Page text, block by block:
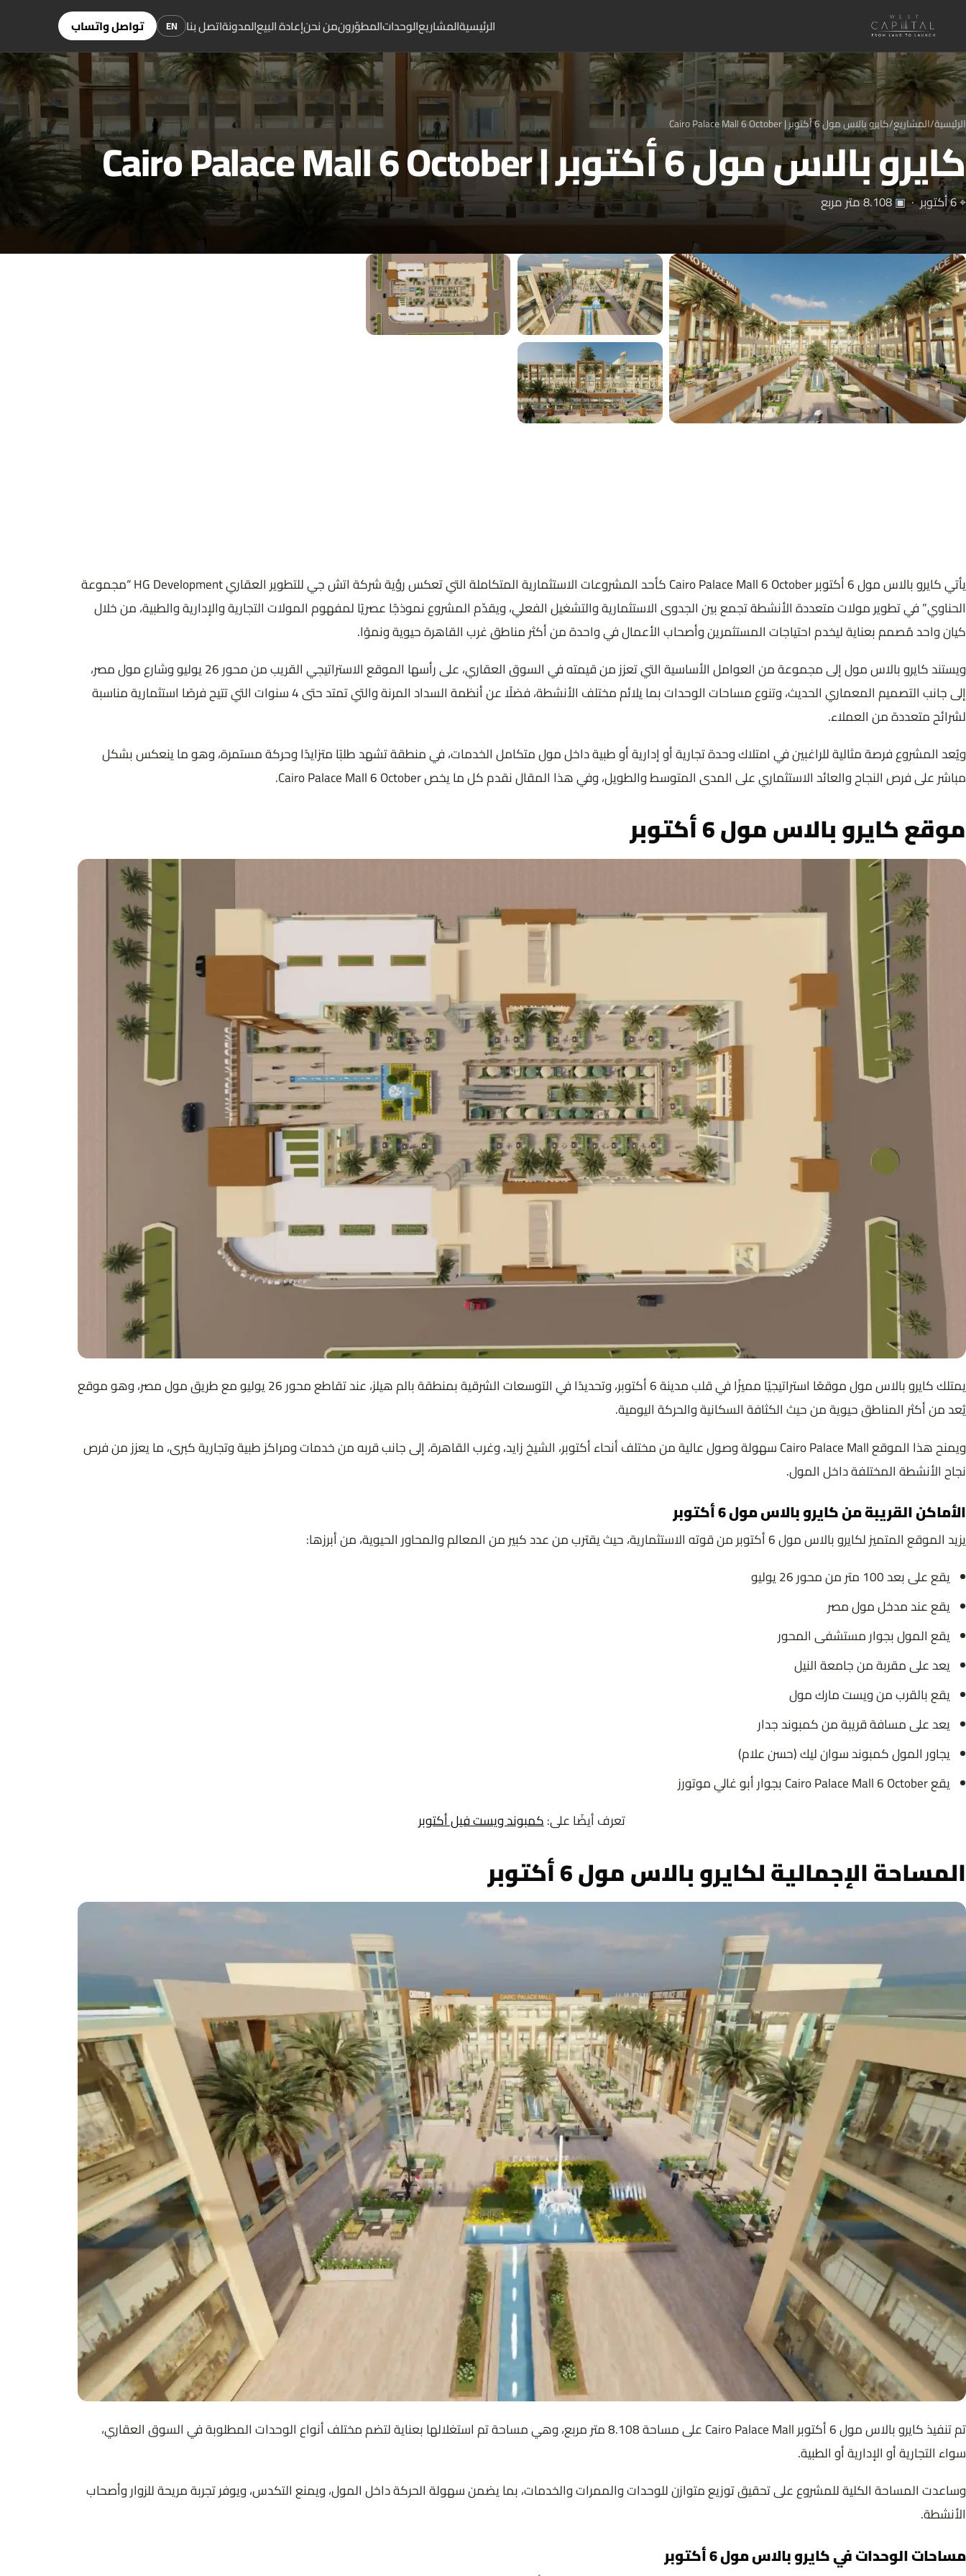
الرئيسيةالمشاريعالوحداتالمطوّرونمن نحنإعادة البيعالمدونةاتصل بنا EN تواصل واتساب
الرئيسية/المشاريع/كايرو بالاس مول 6 أكتوبر | Cairo Palace Mall 6 October
كايرو بالاس مول 6 أكتوبر | Cairo Palace Mall 6 October
⌖ 6 أكتوبر · ▣ 8.108 متر مربع
يأتي كايرو بالاس مول 6 أكتوبر Cairo Palace Mall 6 October كأحد المشروعات الاستثمارية المتكاملة التي تعكس رؤية شركة اتش جي للتطوير العقاري HG Development “مجموعة
الحناوي” في تطوير مولات متعددة الأنشطة تجمع بين الجدوى الاستثمارية والتشغيل الفعلي، ويقدّم المشروع نموذجًا عصريًا لمفهوم المولات التجارية والإدارية والطبية، من خلال
كيان واحد مُصمم بعناية ليخدم احتياجات المستثمرين وأصحاب الأعمال في واحدة من أكثر مناطق غرب القاهرة حيوية ونموًا.
ويستند كايرو بالاس مول إلى مجموعة من العوامل الأساسية التي تعزز من قيمته في السوق العقاري، على رأسها الموقع الاستراتيجي القريب من محور 26 يوليو وشارع مول مصر،
إلى جانب التصميم المعماري الحديث، وتنوع مساحات الوحدات بما يلائم مختلف الأنشطة، فضلًا عن أنظمة السداد المرنة والتي تمتد حتى 4 سنوات التي تتيح فرصًا استثمارية مناسبة
لشرائح متعددة من العملاء.
ويُعد المشروع فرصة مثالية للراغبين في امتلاك وحدة تجارية أو إدارية أو طبية داخل مول متكامل الخدمات، في منطقة تشهد طلبًا متزايدًا وحركة مستمرة، وهو ما ينعكس بشكل
مباشر على فرص النجاح والعائد الاستثماري على المدى المتوسط والطويل، وفي هذا المقال نقدم كل ما يخص Cairo Palace Mall 6 October.
موقع كايرو بالاس مول 6 أكتوبر
يمتلك كايرو بالاس مول موقعًا استراتيجيًا مميزًا في قلب مدينة 6 أكتوبر، وتحديدًا في التوسعات الشرقية بمنطقة بالم هيلز، عند تقاطع محور 26 يوليو مع طريق مول مصر، وهو موقع
يُعد من أكثر المناطق حيوية من حيث الكثافة السكانية والحركة اليومية.
ويمنح هذا الموقع Cairo Palace Mall سهولة وصول عالية من مختلف أنحاء أكتوبر، الشيخ زايد، وغرب القاهرة، إلى جانب قربه من خدمات ومراكز طبية وتجارية كبرى، ما يعزز من فرص
نجاح الأنشطة المختلفة داخل المول.
الأماكن القريبة من كايرو بالاس مول 6 أكتوبر
يزيد الموقع المتميز لكايرو بالاس مول 6 أكتوبر من قوته الاستثمارية، حيث يقترب من عدد كبير من المعالم والمحاور الحيوية، من أبرزها:
يقع على بعد 100 متر من محور 26 يوليو
يقع عند مدخل مول مصر
يقع المول بجوار مستشفى المحور
يعد على مقربة من جامعة النيل
يقع بالقرب من ويست مارك مول
يعد على مسافة قريبة من كمبوند جدار
يجاور المول كمبوند سوان ليك (حسن علام)
يقع Cairo Palace Mall 6 October بجوار أبو غالي موتورز
تعرف أيضًا على:كمبوند ويست فيل أكتوبر
المساحة الإجمالية لكايرو بالاس مول 6 أكتوبر
تم تنفيذ كايرو بالاس مول 6 أكتوبر Cairo Palace Mall على مساحة 8.108 متر مربع، وهي مساحة تم استغلالها بعناية لتضم مختلف أنواع الوحدات المطلوبة في السوق العقاري،
سواء التجارية أو الإدارية أو الطبية.
وساعدت المساحة الكلية للمشروع على تحقيق توزيع متوازن للوحدات والممرات والخدمات، بما يضمن سهولة الحركة داخل المول، ويمنع التكدس، ويوفر تجربة مريحة للزوار وأصحاب
الأنشطة.
مساحات الوحدات في كايرو بالاس مول 6 أكتوبر